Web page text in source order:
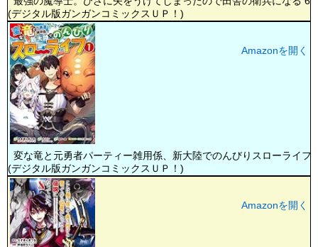
(デジタル版ガンガンコミックスＵＰ！)
変な竜と元勇者パーティー雑用係、新大陸でのんびりスローライフ
(デジタル版ガンガンコミックスＵＰ！)
Amazonを開く
Amazonを開く